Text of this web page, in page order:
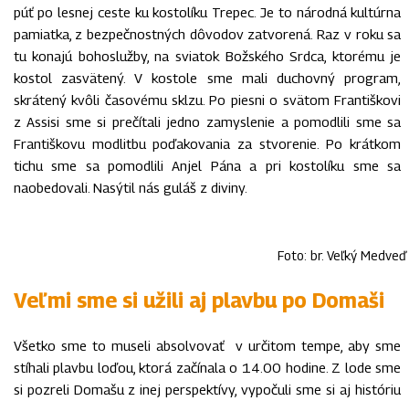
púť po lesnej ceste ku kostolíku Trepec. Je to národná kultúrna
pamiatka, z bezpečnostných dôvodov zatvorená. Raz v roku sa
tu konajú bohoslužby, na sviatok Božského Srdca, ktorému je
kostol zasvätený. V kostole sme mali duchovný program,
skrátený kvôli časovému sklzu. Po piesni o svätom Františkovi
z Assisi sme si prečítali jedno zamyslenie a pomodlili sme sa
Františkovu modlitbu poďakovania za stvorenie. Po krátkom
tichu sme sa pomodlili Anjel Pána a pri kostolíku sme sa
naobedovali. Nasýtil nás guláš z diviny.
Foto: br. Veľký Medveď
Veľmi sme si užili aj plavbu po Domaši
Všetko sme to museli absolvovať v určitom tempe, aby sme
stíhali plavbu loďou, ktorá začínala o 14.00 hodine. Z lode sme
si pozreli Domašu z inej perspektívy, vypočuli sme si aj históriu